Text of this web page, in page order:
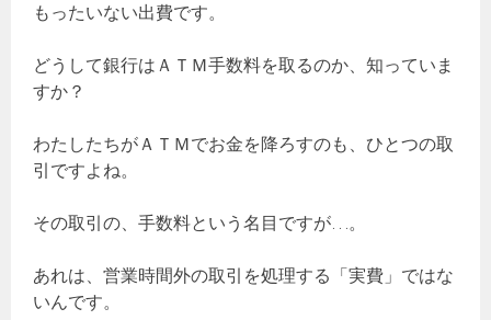
もったいない出費です。
どうして銀行はＡＴＭ手数料を取るのか、知っていま
すか？
わたしたちがＡＴＭでお金を降ろすのも、ひとつの取
引ですよね。
その取引の、手数料という名目ですが…。
あれは、営業時間外の取引を処理する「実費」ではな
いんです。